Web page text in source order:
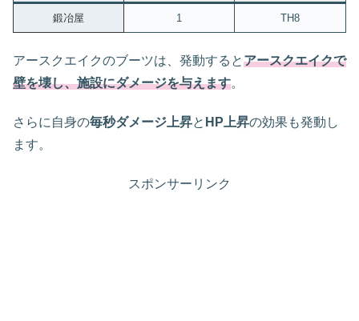
鍛冶屋 1 TH8
アースクエイクのブーツは、発動するとアースクエイクで
壁を壊し、施設にダメージを与えます。
さらに自身の毎秒ダメージ上昇と HP上昇の効果も発動し
ます。
スポンサーリンク